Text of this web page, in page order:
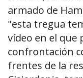
armado de
"esta tregua
vídeo en el que
confrontación
frentes de la